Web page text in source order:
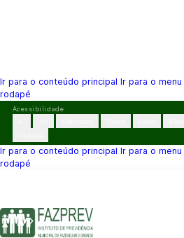
Ir para o conteúdo principal Ir para o menu
rodapé
Pular
conteúdo
Acessibilidade
Ir para o conteúdo principal Ir para o menu
rodapé